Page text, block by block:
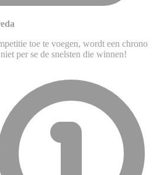
toe te voegen, wordt een chrono
per se de snelsten die winnen!